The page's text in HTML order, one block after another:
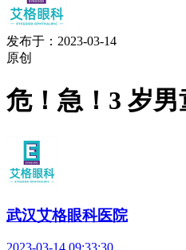
发布于：2023-03-14
原创
危！急！3 岁
武汉艾格眼科医院